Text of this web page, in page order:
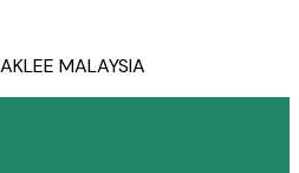
MALAYSIA